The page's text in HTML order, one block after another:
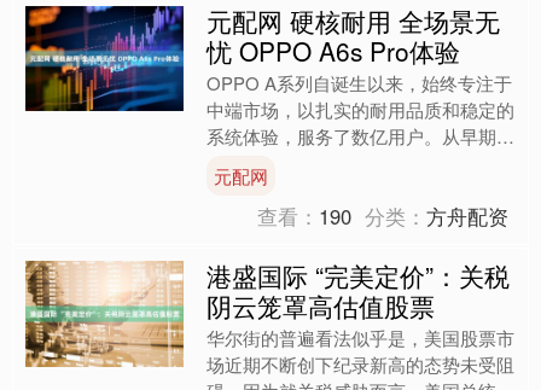
元配网 硬核耐用 全场景无
忧 OPPO A6s Pro体验
OPPO A系列自诞生以来，始终专注于
中端市场，以扎实的耐用品质和稳定的
系统体验，服务了数亿用户。从早期
列每一代产品都在....
元配网
查看： 190 分类：方舟配资
港盛国际 “完美定价”：关税
阴云笼罩高估值股票
华尔街的普遍看法似乎是，美国股票市
场近期不断创下纪录新高的态势未受阻